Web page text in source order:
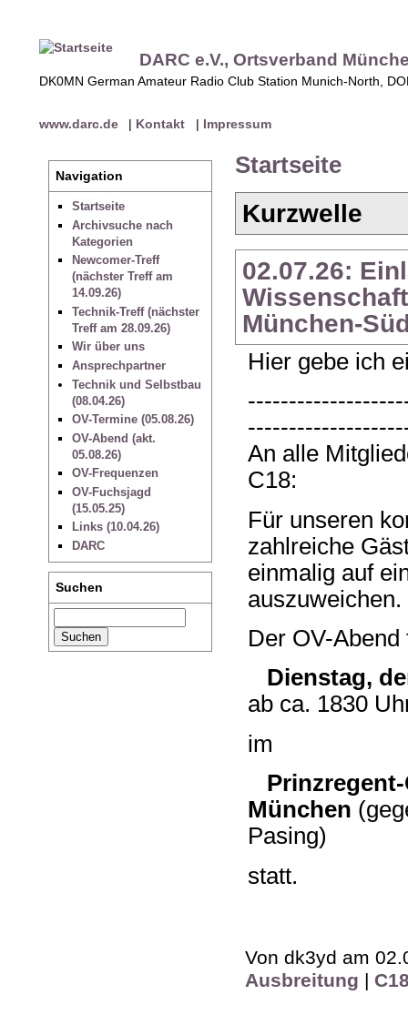
DARC e.V., Ortsverband
DK0MN German Amateur Radio Club Station Munich-North,
www.darc.de | Kontakt | Impressum
Navigation
Startseite
Archivsuche nach
Kategorien
Newcomer-Treff
(nächster Treff am
14.09.26)
Technik-Treff (nächster
Treff am 28.09.26)
Wir über uns
Ansprechpartner
Technik und Selbstbau
(08.04.26)
OV-Termine (05.08.26)
OV-Abend (akt.
05.08.26)
OV-Frequenzen
OV-Fuchsjagd
(15.05.25)
Links (10.04.26)
DARC
Suchen
Startseite
Kurzwelle
02.07.26:
München-
Hier gebe ich
An alle
C18:
Für unseren
zahlreiche
einmalig auf
auszuweichen.
Der OV-
Dienstag,
ab ca. 1830
im
München
Pasing)
statt.
Von dk3yd am
Ausbreitung |